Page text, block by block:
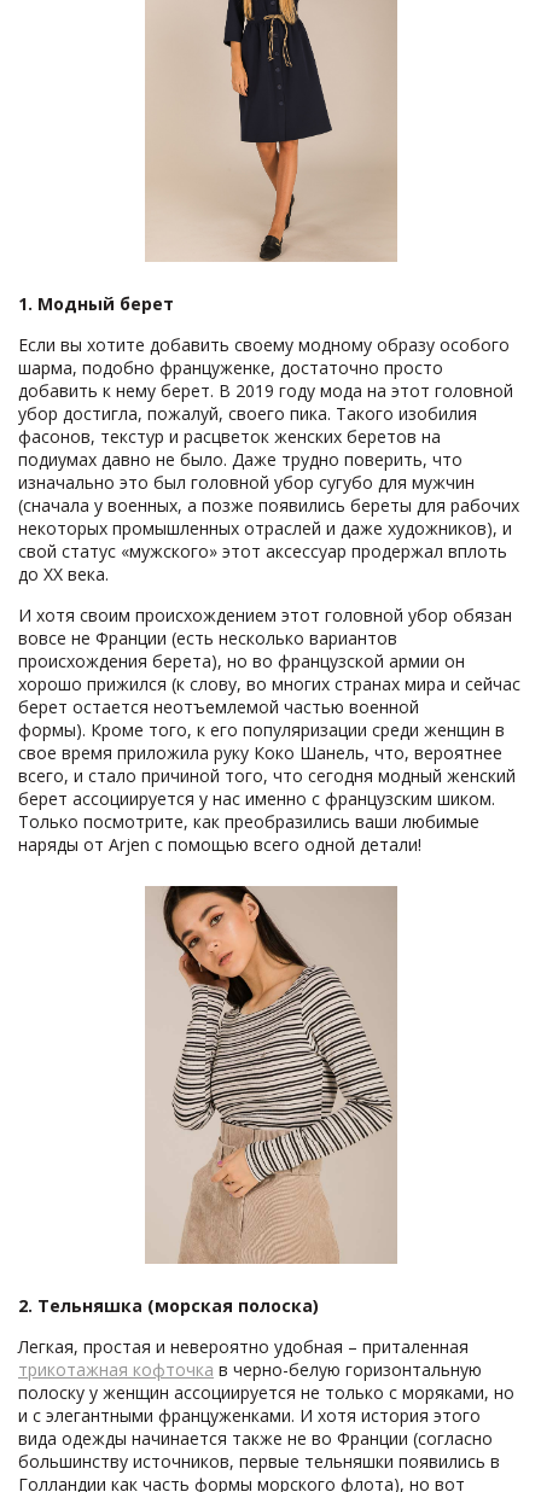
1. Модный берет
Если вы хотите добавить своему модному образу особого
шарма, подобно француженке, достаточно просто
добавить к нему берет. В 2019 году мода на этот головной
убор достигла, пожалуй, своего пика. Такого изобилия
фасонов, текстур и расцветок женских беретов на
подиумах давно не было. Даже трудно поверить, что
изначально это был головной убор сугубо для мужчин
(сначала у военных, а позже появились береты для рабочих
некоторых промышленных отраслей и даже художников), и
свой статус «мужского» этот аксессуар продержал вплоть
до ХХ века.
И хотя своим происхождением этот головной убор обязан
вовсе не Франции (есть несколько вариантов
происхождения берета), но во французской армии он
хорошо прижился (к слову, во многих странах мира и сейчас
берет остается неотъемлемой частью военной
формы). Кроме того, к его популяризации среди женщин в
свое время приложила руку Коко Шанель, что, вероятнее
всего, и стало причиной того, что сегодня модный женский
берет ассоциируется у нас именно с французским шиком.
Только посмотрите, как преобразились ваши любимые
наряды от Arjen с помощью всего одной детали!
2. Тельняшка (морская полоска)
Легкая, простая и невероятно удобная – приталенная
трикотажная кофточка в черно-белую горизонтальную
полоску у женщин ассоциируется не только с моряками, но
и с элегантными француженками. И хотя история этого
вида одежды начинается также не во Франции (согласно
большинству источников, первые тельняшки появились в
Голландии как часть формы морского флота), но вот